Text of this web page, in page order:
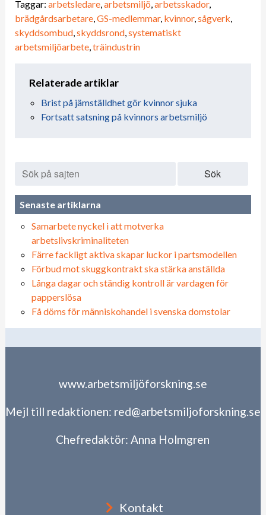
Taggar: arbetsledare, arbetsmiljö arbetsskador,
brädgårdsarbetare, GS-medlemmar, kvinnor, sågverk
skyddsombud, skyddsrond, systematiskt
arbetsmiljöarbete, träindustrin
Relaterade artiklar
Brist på jämställdhet gör kvinnor sjuka
Fortsatt satsning på kvinnors arbetsmiljö
Sök
Senaste artiklarna
Samarbete nyckel i att motverka
arbetslivskriminaliteten
Färre fackligt aktiva skapar luckor i partsmodellen
Förbud mot skuggkontrakt ska stärka anställda
Långa dagar och ständig kontroll är vardagen för
papperslösa
Få döms för människohandel i svenska domstolar
www.arbetsmiljöforskning.se
Mejl till redaktionen: red@arbetsmiljoforskning.se
Chefredaktör:Anna Holmgren
Kontakt